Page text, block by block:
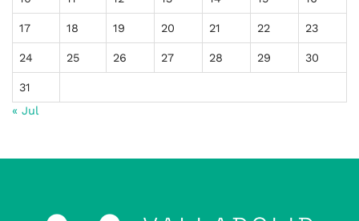
17 18 19 20 21 22 23
24 25 26 27 28 29 30
31
« Jul